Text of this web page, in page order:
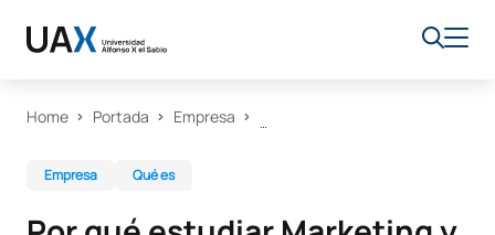
Home Portada Empresa
Empresa Qué es